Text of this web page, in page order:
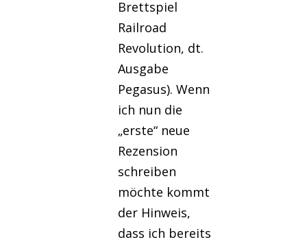
Brettspiel
Railroad
Revolution, dt.
Ausgabe
Pegasus). Wenn
ich nun die
„erste“ neue
Rezension
schreiben
möchte kommt
der Hinweis,
dass ich bereits